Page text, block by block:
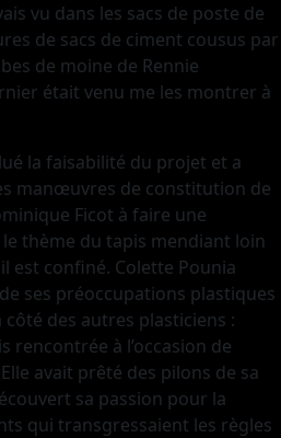
vu dans les sacs de poste de
de sacs de ciment cousus par
de moine de Rennie
était venu me les montrer à
la faisabilité du projet et a
manœuvres de constitution de
Ficot à faire une
thème du tapis mendiant loin
est confiné. Colette Pounia
ses préoccupations plastiques
côté des autres plasticiens :
rencontrée à l’occasion de
avait prêté des pilons de sa
sa passion pour la
qui transgressaient les règles